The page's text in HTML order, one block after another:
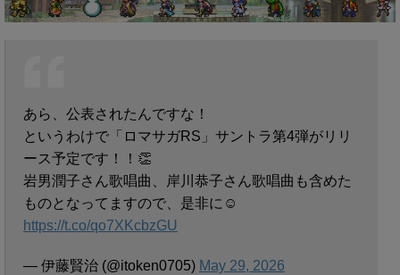
あら、公表されたんですな！
というわけで「ロマサガRS」サントラ第4弾がリリ
ース予定です！！👏
岩男潤子さん歌唱曲、岸川恭子さん歌唱曲も含めた
ものとなってますので、是非に☺️
https://t.co/qo7XKcbzGU
— 伊藤賢治 (@itoken0705) May 29, 2026